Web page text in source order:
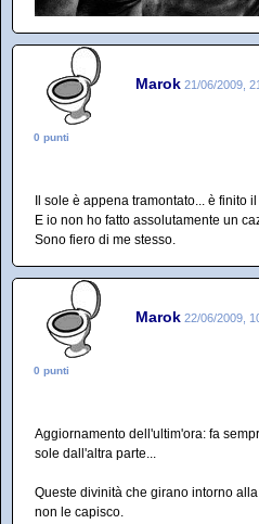
Marok 21/06/2009,
0 punti
Il sole è appena tramontato... è finito
E io non ho fatto assolutamente un
Sono fiero di me stesso.
Marok 22/06/2009,
0 punti
Aggiornamento dell'ultim'ora: fa
sole dall'altra parte...
Queste divinità che girano intorno
non le capisco.